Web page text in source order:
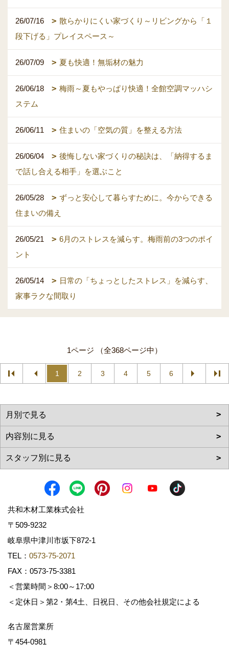
26/07/16
散らかりにくい家づくり～リビングから「１
段下げる」プレイスペース～
26/07/09 夏も快適！無垢材の魅力
26/06/18
梅雨～夏もやっぱり快適！全館空調マッハシ
ステム
26/06/11 住まいの「空気の質」を整える方法
26/06/04
後悔しない家づくりの秘訣は、「納得するま
で話し合える相手」を選ぶこと
26/05/28
ずっと安心して暮らすために。今からできる
住まいの備え
26/05/21
6月のストレスを減らす。梅雨前の3つのポイ
ント
26/05/14
日常の「ちょっとしたストレス」を減らす、
家事ラクな間取り
1ページ （全368ページ中）
1 2 3 4 5 6
共和木材工業株式会社
〒509-9232
岐阜県中津川市坂下872‐1
TEL： 0573-75-2071
FAX：0573-75-3381
＜営業時間＞8:00～17:00
＜定休日＞第2・第4土、日祝日、その他会社規定による
名古屋営業所
〒454-0981